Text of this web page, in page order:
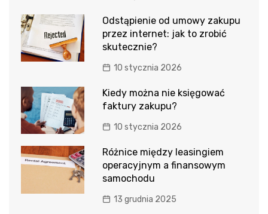
Odstąpienie od umowy zakupu
przez internet: jak to zrobić
skutecznie?
10 stycznia 2026
Kiedy można nie księgować
faktury zakupu?
10 stycznia 2026
Różnice między leasingiem
operacyjnym a finansowym
samochodu
13 grudnia 2025